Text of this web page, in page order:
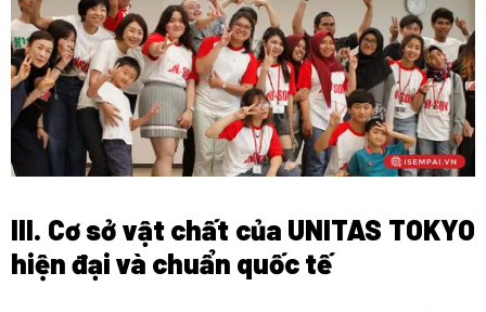
III. Cơ sở vật chất của UNITAS TOKYO
hiện đại và chuẩn quốc tế